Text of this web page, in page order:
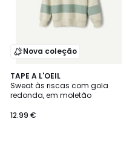
Nova coleção
TAPE A L'OEIL
Sweat às riscas com gola
redonda, em moletão
12.99 €